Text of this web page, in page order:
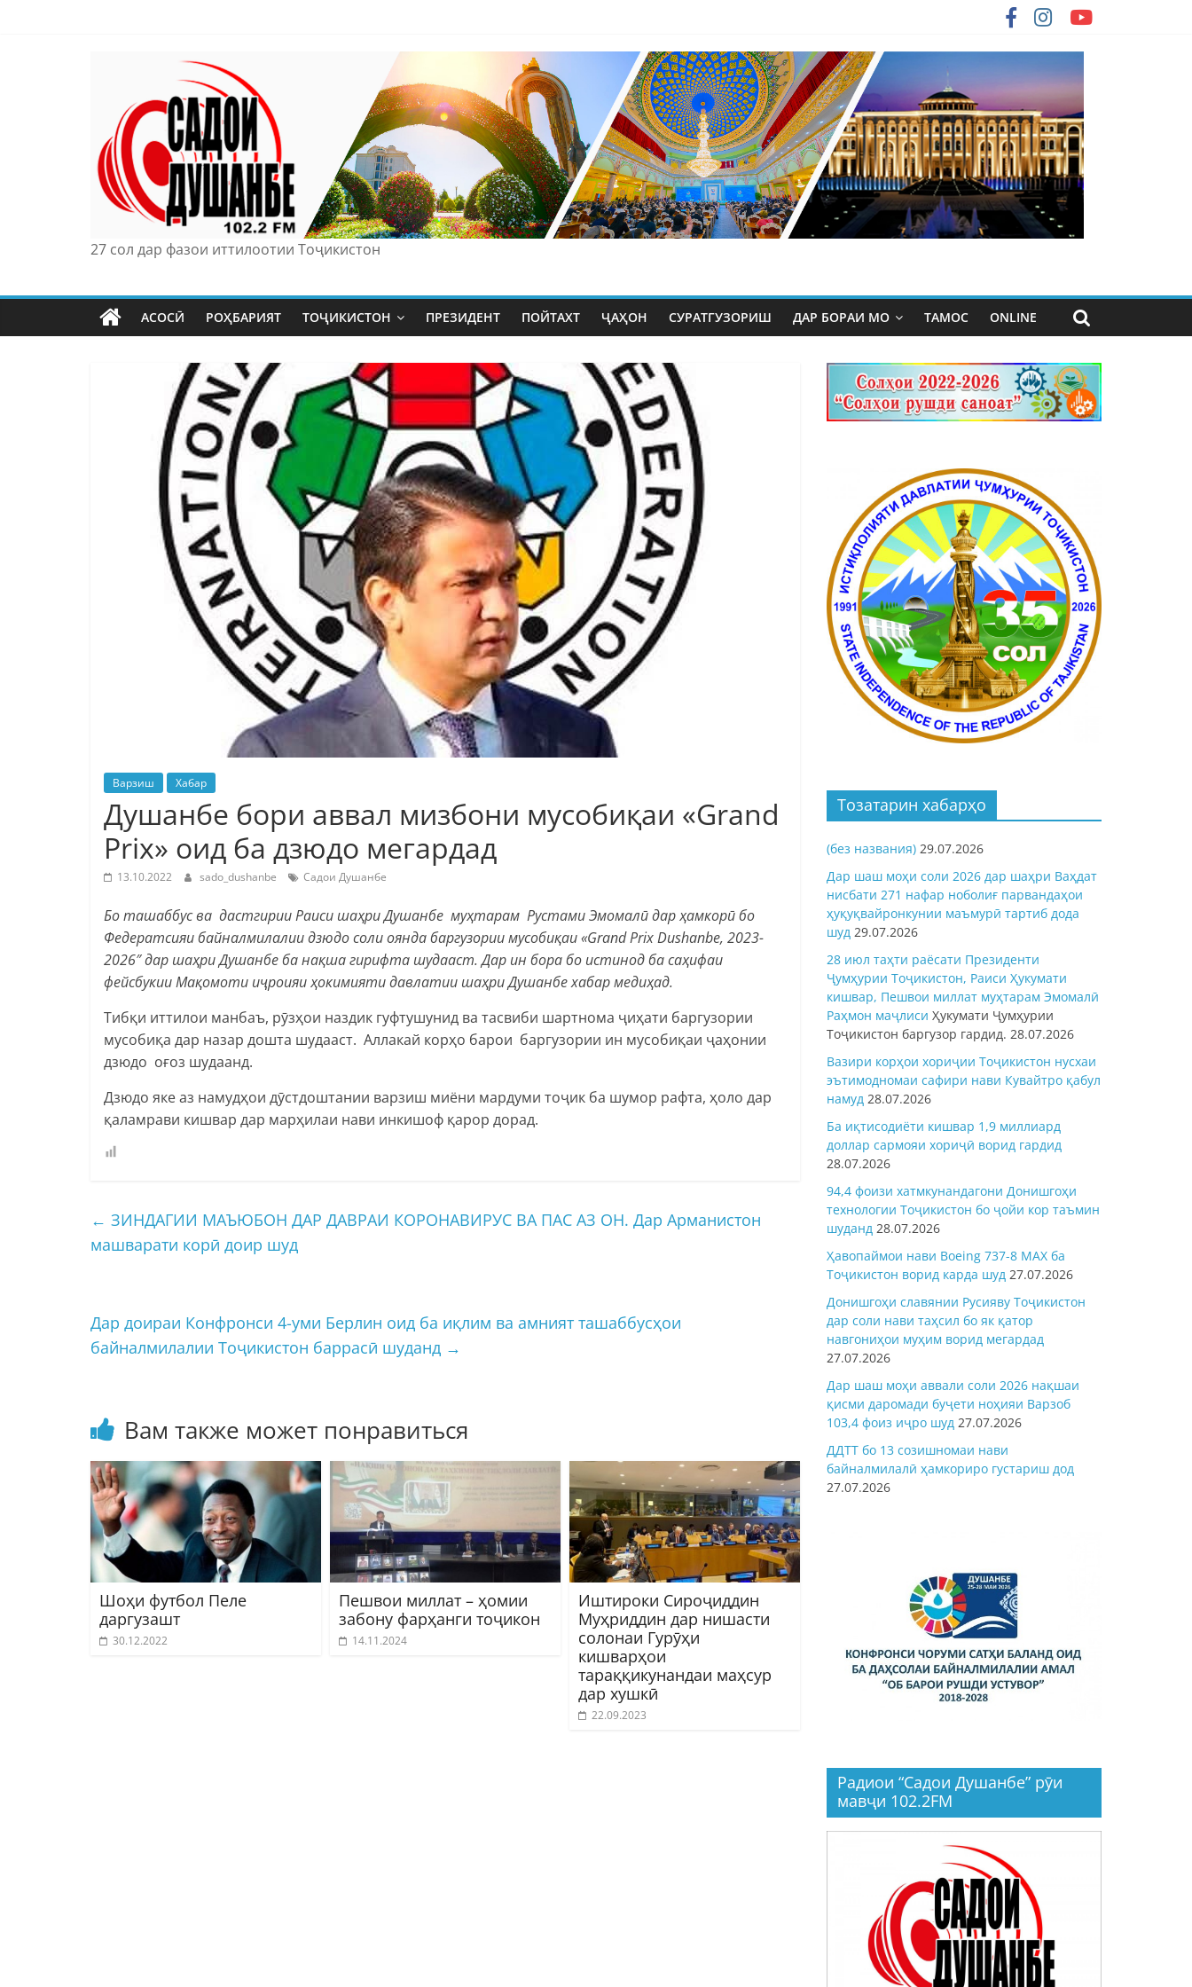
27 сол дар фазои иттилоотии Тоҷикистон
АСОСӢ РОҲБАРИЯТ ТОҶИКИСТОН ПРЕЗИДЕНТ ПОЙТАХТ ҶАҲОН СУРАТГУЗОРИШ ДАР БОРАИ МО ТАМОС ONLINE
Варзиш Хабар
Душанбе бори аввал мизбони мусобиқаи «Grand
Prix» оид ба дзюдо мегардад
13.10.2022 sado_dushanbe Садои Душанбе
Бо ташаббус ва дастгирии Раиси шаҳри Душанбе муҳтарам Рустами Эмомалӣ дар ҳамкорӣ бо
Федератсияи байналмилалии дзюдо соли оянда баргузории мусобиқаи «Grand Prix Dushanbe, 2023-
2026″дар шаҳри Душанбе ба нақша гирифта шудааст. Дар ин бора бо истинод ба саҳифаи
фейсбукии Мақомоти иҷроияи ҳокимияти давлатии шаҳри Душанбе хабар медиҳад.
Тибқи иттилои манбаъ, рӯзҳои наздик гуфтушунид ва тасвиби шартнома ҷиҳати баргузории
мусобиқа дар назар дошта шудааст. Аллакай корҳо барои баргузории ин мусобиқаи ҷаҳонии
дзюдо оғоз шудаанд.
Дзюдо яке аз намудҳои дӯстдоштании варзиш миёни мардуми тоҷик ба шумор рафта, ҳоло дар
қаламрави кишвар дар марҳилаи нави инкишоф қарор дорад.
← ЗИНДАГИИ МАЪЮБОН ДАР ДАВРАИ КОРОНАВИРУС ВА ПАС АЗ ОН. Дар Арманистон
машварати корӣ доир шуд
Дар доираи Конфронси 4-уми Берлин оид ба иқлим ва амният ташаббусҳои
байналмилалии Тоҷикистон баррасӣ шуданд →
Вам также может понравиться
Шоҳи футбол Пеле
даргузашт
30.12.2022
Пешвои миллат – ҳомии
забону фарҳанги тоҷикон
14.11.2024
Иштироки Сироҷиддин
Муҳриддин дар нишасти
солонаи Гурӯҳи
кишварҳои
тараққикунандаи маҳсур
дар хушкӣ
22.09.2023
Тозатарин хабарҳо
(без названия) 29.07.2026
Дар шаш моҳи соли 2026 дар шаҳри Ваҳдат
нисбати 271 нафар ноболиғ парвандаҳои
ҳуқуқвайронкунии маъмурӣ тартиб дода
шуд 29.07.2026
28 июл таҳти раёсати Президенти
Ҷумҳурии Тоҷикистон, Раиси Ҳукумати
кишвар, Пешвои миллат муҳтарам Эмомалӣ
Раҳмон маҷлиси Ҳукумати Ҷумҳурии
Тоҷикистон баргузор гардид. 28.07.2026
Вазири корҳои хориҷии Тоҷикистон нусхаи
эътимодномаи сафири нави Кувайтро қабул
намуд 28.07.2026
Ба иқтисодиёти кишвар 1,9 миллиард
доллар сармояи хориҷӣ ворид гардид
28.07.2026
94,4 фоизи хатмкунандагони Донишгоҳи
технологии Тоҷикистон бо ҷойи кор таъмин
шуданд 28.07.2026
Ҳавопаймои нави Boeing 737-8 MAX ба
Тоҷикистон ворид карда шуд 27.07.2026
Донишгоҳи славянии Русияву Тоҷикистон
дар соли нави таҳсил бо як қатор
навгониҳои муҳим ворид мегардад
27.07.2026
Дар шаш моҳи аввали соли 2026 нақшаи
қисми даромади буҷети ноҳияи Варзоб
103,4 фоиз иҷро шуд 27.07.2026
ДДТТ бо 13 созишномаи нави
байналмилалӣ ҳамкориро густариш дод
27.07.2026
Радиои “Садои Душанбе” рӯи
мавҷи 102.2FM